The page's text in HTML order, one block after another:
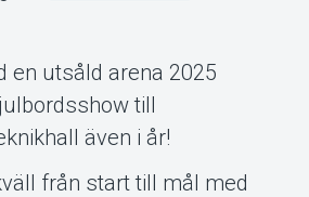
en utsåld arena 2025
till
även i år!
från start till mål med